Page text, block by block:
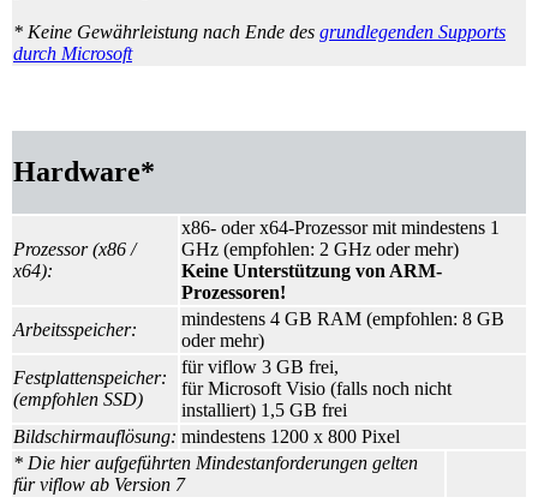
* Keine Gewährleistung nach Ende des grundlegenden Supports
durch Microsoft
Hardware*
Prozessor (x86 /
x64):
x86- oder x64-Prozessor mit mindestens 1
GHz (empfohlen: 2 GHz oder mehr)
Keine Unterstützung von ARM-
Prozessoren!
Arbeitsspeicher:
mindestens 4 GB RAM (empfohlen: 8 GB
oder mehr)
Festplattenspeicher:
(empfohlen SSD)
für viflow 3 GB frei,
für Microsoft Visio (falls noch nicht
installiert) 1,5 GB frei
Bildschirmauflösung: mindestens 1200 x 800 Pixel
* Die hier aufgeführten Mindestanforderungen gelten
für viflow ab Version 7